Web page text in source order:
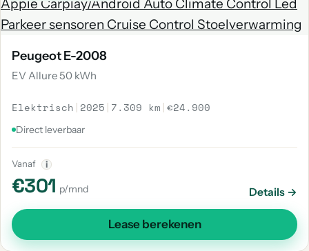
Peugeot E-2008
EV Allure 50 kWh
Elektrisch | 2025 | 7.309 km |€24.900
Direct leverbaar
Vanaf i
€301 p/mnd Details →
Lease berekenen